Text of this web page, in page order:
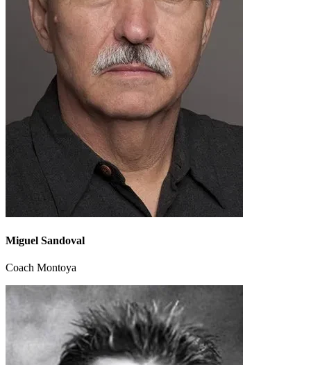
Miguel Sandoval
Coach Montoya